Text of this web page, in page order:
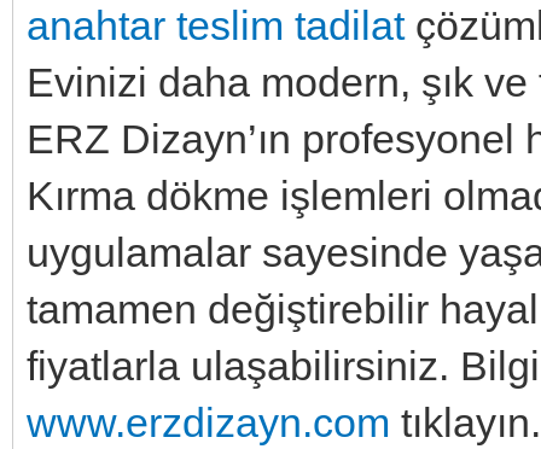
anahtar teslim tadilat
Evinizi daha modern, şık
ERZ Dizayn’ın
Kırma dökme işlemleri
uygulamalar sayesinde
tamamen değiştirebilir
fiyatlarla ulaşabilirsiniz.
www.erzdizayn.com tıklayın.